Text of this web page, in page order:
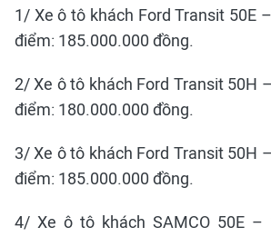
1/ Xe ô tô khách Ford Transit 50E
điểm: 185.000.000 đồng.
2/ Xe ô tô khách Ford Transit 50H
điểm: 180.000.000 đồng.
3/ Xe ô tô khách Ford Transit 50H
điểm: 185.000.000 đồng.
4/ Xe ô tô khách SAMCO 50E –